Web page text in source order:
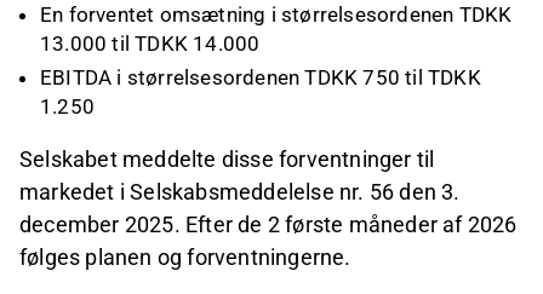
En forventet omsætning i størrelsesordenen TDKK
13.000 til TDKK 14.000
EBITDA i størrelsesordenen TDKK 750 til TDKK
1.250
Selskabet meddelte disse forventninger til
markedet i Selskabsmeddelelse nr. 56 den 3.
december 2025. Efter de 2 første måneder af 2026
følges planen og forventningerne.